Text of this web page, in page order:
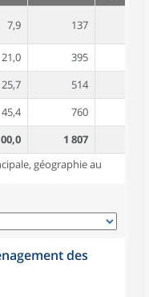
7,9 137
21,0 395
25,7 514
45,4 760
1 807
géographie au
des